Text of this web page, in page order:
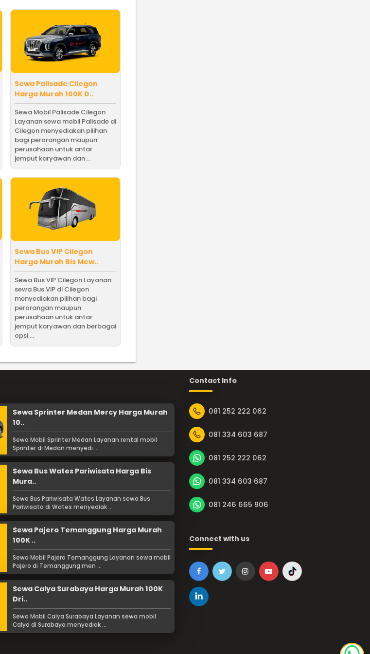
Sewa Palisade Cilegon
Harga Murah 100K D..
Sewa Mobil Palisade Cilegon
Layanan sewa mobil Palisade di
Cilegon menyediakan pilihan
bagi perorangan maupun
perusahaan untuk antar
jemput karyawan dan ...
Sewa Bus VIP Cilegon
Harga Murah Bis Mew..
Sewa Bus VIP Cilegon Layanan
sewa Bus VIP di Cilegon
menyediakan pilihan bagi
perorangan maupun
perusahaan untuk antar
jemput karyawan dan berbagai
opsi ...
Sewa Sprinter Medan Mercy Harga Murah
10..
Sewa Mobil Sprinter Medan Layanan rental mobil
Sprinter di Medan menyedi ...
Sewa Bus Wates Pariwisata Harga Bis
Mura..
Sewa Bus Pariwisata Wates Layanan sewa Bus
Pariwisata di Wates menyediak ...
Sewa Pajero Temanggung Harga Murah
100K ..
Sewa Mobil Pajero Temanggung Layanan sewa mobil
Pajero di Temanggung men ...
Sewa Calya Surabaya Harga Murah 100K
Dri..
Sewa Mobil Calya Surabaya Layanan sewa mobil
Calya di Surabaya menyediak ...
Contact Info
081 252 222 062
081 334 603 687
081 252 222 062
081 334 603 687
081 246 665 906
Connect with us